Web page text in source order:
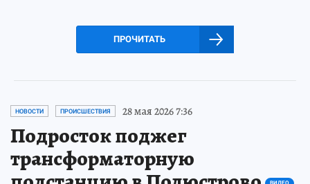
ПРОЧИТАТЬ
НОВОСТИ ПРОИСШЕСТВИЯ 28 мая 2026 7:36
Подросток поджег
трансформаторную